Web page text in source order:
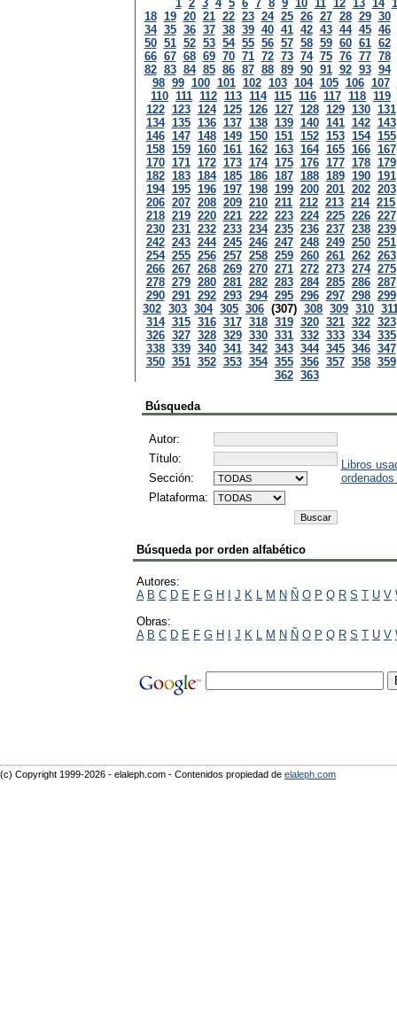
1 2 3 4 5 6 7 8 9 10 11 12 13 14
18 19 20 21 22 23 24 25 26 27 28 29 30
34 35 36 37 38 39 40 41 42 43 44 45 46
50 51 52 53 54 55 56 57 58 59 60 61 62
66 67 68 69 70 71 72 73 74 75 76 77 78
82 83 84 85 86 87 88 89 90 91 92 93 94
98 99 100 101 102 103 104 105 106 107
110 111 112 113 114 115 116 117 118 119
122 123 124 125 126 127 128 129 130 131
134 135 136 137 138 139 140 141 142 143
146 147 148 149 150 151 152 153 154 155
158 159 160 161 162 163 164 165 166 167
170 171 172 173 174 175 176 177 178 179
182 183 184 185 186 187 188 189 190 191
194 195 196 197 198 199 200 201 202 203
206 207 208 209 210 211 212 213 214 215
218 219 220 221 222 223 224 225 226 227
230 231 232 233 234 235 236 237 238 239
242 243 244 245 246 247 248 249 250 251
254 255 256 257 258 259 260 261 262 263
266 267 268 269 270 271 272 273 274 275
278 279 280 281 282 283 284 285 286 287
290 291 292 293 294 295 296 297 298 299
302 303 304 305 306 (307) 308 309 310
314 315 316 317 318 319 320 321 322 323
326 327 328 329 330 331 332 333 334 335
338 339 340 341 342 343 344 345 346 347
350 351 352 353 354 355 356 357 358 359
362 363
Búsqueda
Autor:
Título:
Sección:
Plataforma:
Libros
Búsqueda por orden alfabético
Autores:
A B C D E F G H I J K L M N Ñ O P Q R S T U V
Obras:
A B C D E F G H I J K L M N Ñ O P Q R S T U V
(c) Copyright 1999-2026 - elaleph.com - Contenidos propiedad de elaleph.com